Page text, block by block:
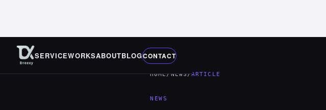
SERVICEWORKSABOUTBLOGCONTACT
HOME/NEWS/ARTICLE
NEWS